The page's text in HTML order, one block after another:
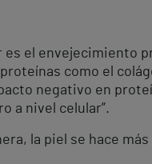
es el envejecimiento
como el
negativo en
a nivel celular”.
la piel se hace más